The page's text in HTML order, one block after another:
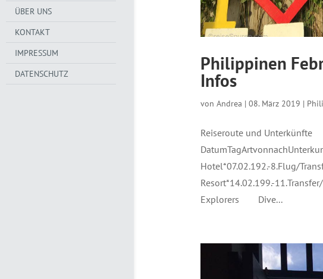
ÜBER UNS
KONTAKT
IMPRESSUM
DATENSCHUTZ
Philippinen
Infos
von Andrea | 08. März 2019 |
Reiseroute und Unterkünfte
Hotel*07.02.192.-8.Flug/
Resort*14.02.199.-
Explorers Dive...